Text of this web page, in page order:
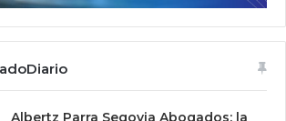
Albertz Parra Segovia Abogados: la